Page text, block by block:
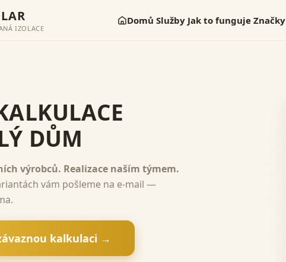
IZOLACE
Domů Služby Jak to funguje Značky
DŮM
výrobců. Realizace naším týmem.
vám pošleme na e-mail —
kalkulaci →